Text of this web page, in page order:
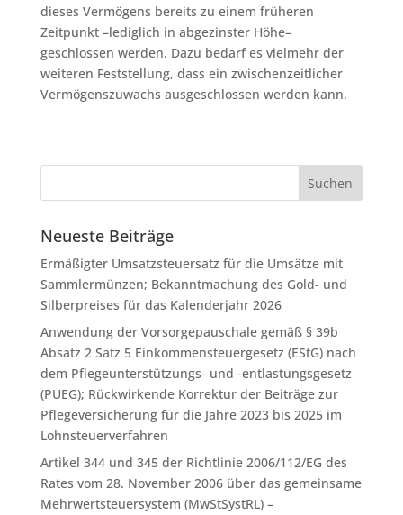
dieses Vermögens bereits zu einem früheren
Zeitpunkt –lediglich in abgezinster Höhe–
geschlossen werden. Dazu bedarf es vielmehr der
weiteren Feststellung, dass ein zwischenzeitlicher
Vermögenszuwachs ausgeschlossen werden kann.
Neueste Beiträge
Ermäßigter Umsatzsteuersatz für die Umsätze mit
Sammlermünzen; Bekanntmachung des Gold- und
Silberpreises für das Kalenderjahr 2026
Anwendung der Vorsorgepauschale gemäß § 39b
Absatz 2 Satz 5 Einkommensteuergesetz (EStG) nach
dem Pflegeunterstützungs- und -entlastungsgesetz
(PUEG); Rückwirkende Korrektur der Beiträge zur
Pflegeversicherung für die Jahre 2023 bis 2025 im
Lohnsteuerverfahren
Artikel 344 und 345 der Richtlinie 2006/112/EG des
Rates vom 28. November 2006 über das gemeinsame
Mehrwertsteuersystem (MwStSystRL) –